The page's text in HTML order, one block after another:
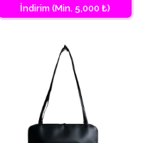
İndirim (Min. 5,000 ₺)